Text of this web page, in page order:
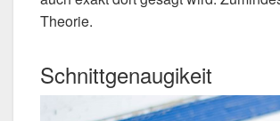
Theorie.
Schnittgenaugikeit